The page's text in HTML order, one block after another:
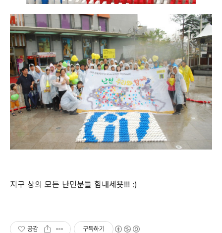
지구 상의 모든 난민분들 힘내세욧!!! :)
공감 구독하기